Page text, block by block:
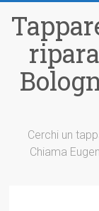
contenuto
Cerchi un
Chiama